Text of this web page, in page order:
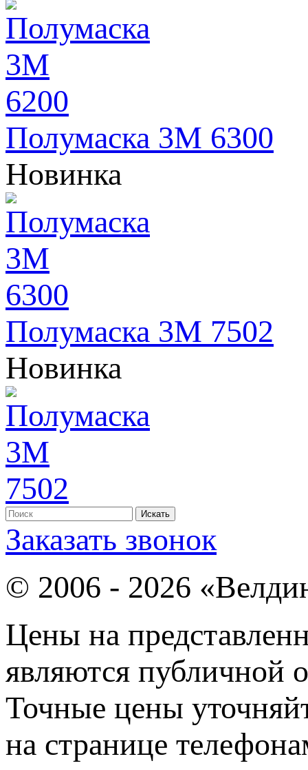
Полумаска 3М 6300
Новинка
Полумаска 3М 7502
Новинка
Заказать звонок
© 2006 - 2026
Цены на
являются публичной
Точные цены
на странице